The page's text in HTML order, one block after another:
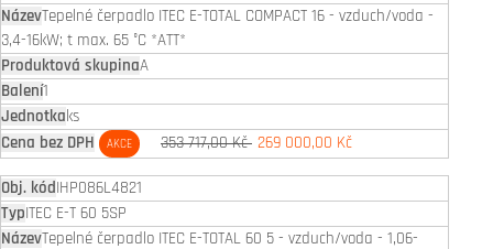
Tepelné čerpadlo ITEC E-TOTAL COMPACT 16 - vzduch/voda -
3,4-16kW; t max. 65 °C *ATT*
A
1
ks
AKCE 353 717,00 Kč 269 000,00 Kč
IHP086L4821
ITEC E-T 60 5SP
Tepelné čerpadlo ITEC E-TOTAL 60 5 - vzduch/voda - 1,06-